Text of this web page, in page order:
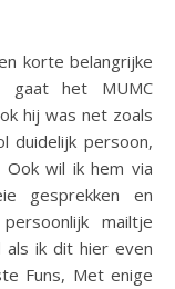
gaat het MUMC
hij was net zoals
duidelijk persoon,
wil ik hem via
gesprekken en
mailtje
ik dit hier even
Funs, Met enige